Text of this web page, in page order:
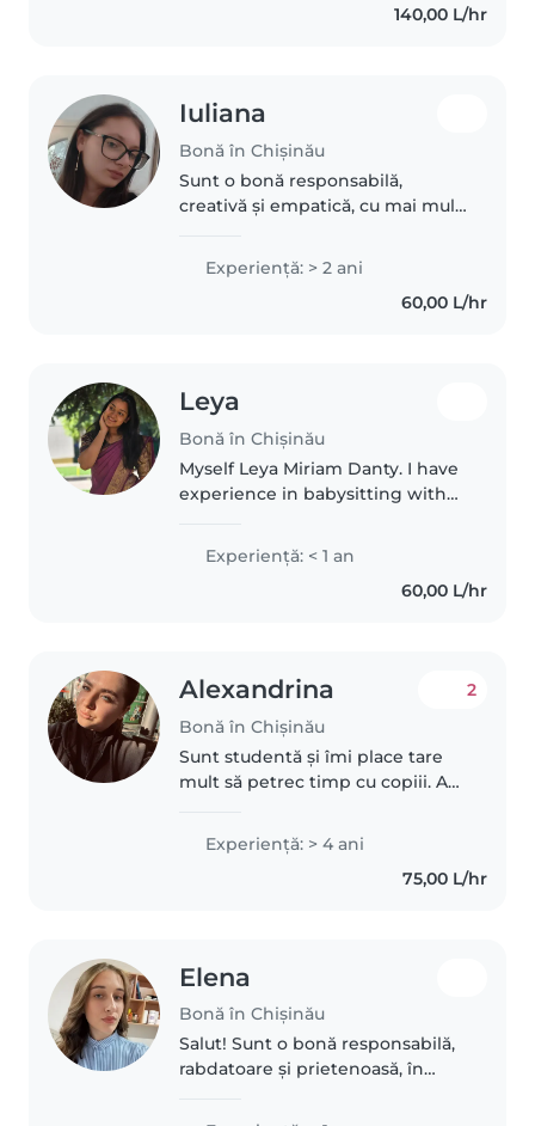
140,00 L/hr
Iuliana
Bonă în Chișinău
Sunt o bonă responsabilă,
creativă și empatică, cu mai mult
îngrijirea copiilor de la bebeluși
până la școlari. Știu bine să
comunic în limba română și
Experienţă: > 2 ani
60,00 L/hr
Leya
Bonă în Chișinău
Myself Leya Miriam Danty. I have
experience in babysitting with
responsible
Experienţă: < 1 an
60,00 L/hr
Alexandrina
Bonă în Chișinău
2
Sunt studentă și îmi place tare
mult să petrec timp cu copiii. Am
bebeluș de 6 luni, dar și de alți
Experienţă: > 4 ani
75,00 L/hr
Elena
Bonă în Chișinău
Salut! Sunt o bonă responsabilă,
rabdatoare și prietenoasă, în
lucrez. Am experiență cu copii de